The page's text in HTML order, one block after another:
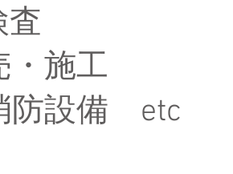
査
・施工
防設備 etc